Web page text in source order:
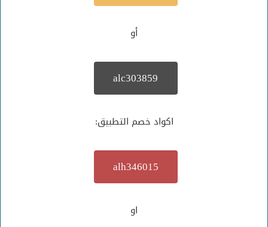
أو
alc303859
اكواد خصم التطبيق:
alh346015
او